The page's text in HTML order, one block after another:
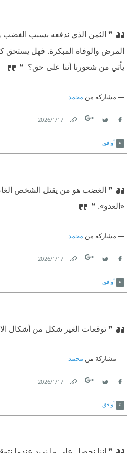
❞ الثمن الذي ندفعه بسبب الغضب
المرض والوفاة المبكرة. فهل
يأتي من شعورنا أننا على حق؟ ‏ ❝
مشاركة من محمد
17‏/1‏/2026
أوافق
❞ الغضب هو من يقتل الشخص
«العدو».⁠‫ ❝
مشاركة من محمد
17‏/1‏/2026
أوافق
❞ توقعات الغير شكل من أشكال
مشاركة من محمد
17‏/1‏/2026
أوافق